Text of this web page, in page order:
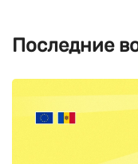
Последние